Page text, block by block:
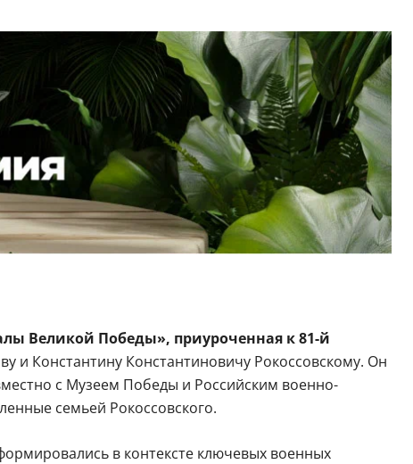
Великой Победы», приуроченная к 81-й
и Константину Константиновичу Рокоссовскому. Он
с Музеем Победы и Российским военно-
семьей Рокоссовского.
в контексте ключевых военных